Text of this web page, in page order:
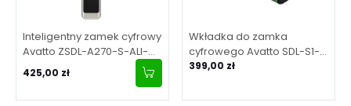
Inteligentny zamek cyfrowy
Avatto ZSDL-A270-S-ALI-
6072 ZigBee Srebrny
425,00 zł
Wkładka do zamka
cyfrowego Avatto SDL-S1-
S60 60mm Srebrny
399,00 zł